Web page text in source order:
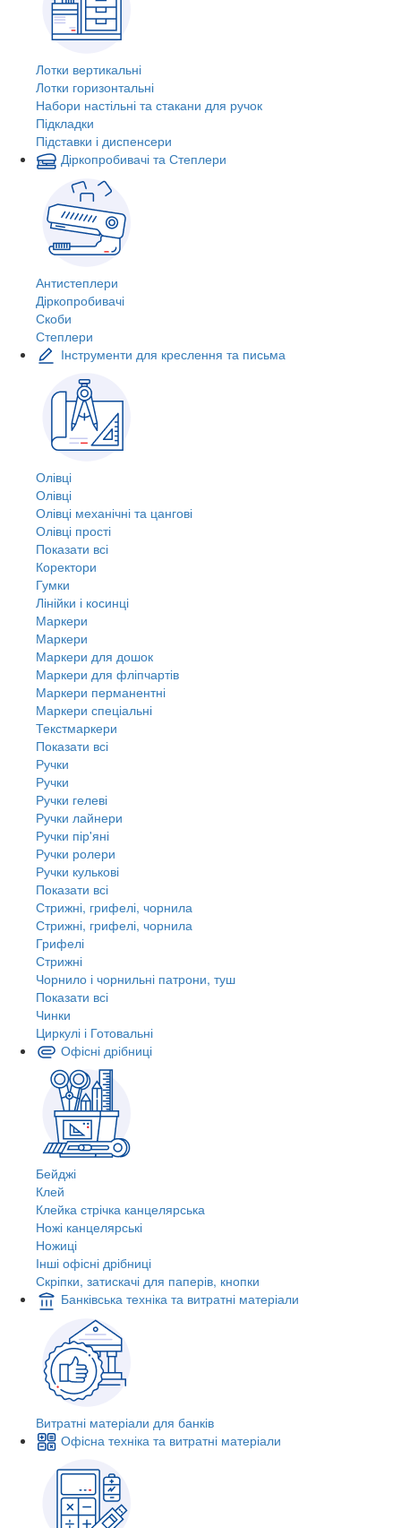
Лотки вертикальні
Лотки горизонтальні
Набори настільні та стакани для ручок
Підкладки
Підставки і диспенсери
Діркопробивачі та Степлери
Антистеплери
Діркопробивачі
Скоби
Степлери
Інструменти для креслення та письма
Олівці
Олівці
Олівці механічні та цангові
Олівці прості
Показати всі
Коректори
Гумки
Лінійки і косинці
Маркери
Маркери
Маркери для дошок
Маркери для фліпчартів
Маркери перманентні
Маркери спеціальні
Текстмаркери
Показати всі
Ручки
Ручки
Ручки гелеві
Ручки лайнери
Ручки пір'яні
Ручки ролери
Ручки кулькові
Показати всі
Стрижні, грифелі, чорнила
Стрижні, грифелі, чорнила
Грифелі
Стрижні
Чорнило і чорнильні патрони, туш
Показати всі
Чинки
Циркулі і Готовальні
Офісні дрібниці
Бейджі
Клей
Клейка стрічка канцелярська
Ножі канцелярські
Ножиці
Інші офісні дрібниці
Скріпки, затискачі для паперів, кнопки
Банківська техніка та витратні матеріали
Витратні матеріали для банків
Офісна техніка та витратні матеріали